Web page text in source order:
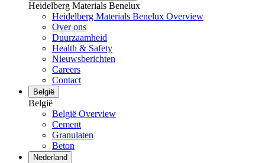
Heidelberg Materials Benelux
Heidelberg Materials Benelux Overview
Over ons
Duurzaamheid
Health & Safety
Nieuwsberichten
Careers
Contact
België
België
België Overview
Cement
Granulaten
Beton
Nederland